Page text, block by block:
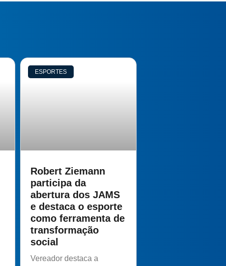
ESPORTES
Robert Ziemann
participa da
abertura dos JAMS
e destaca o esporte
como ferramenta de
transformação
social
Vereador destaca a